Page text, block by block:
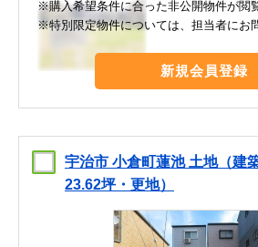
※購入希望条件に合った非公開物件が閲
※特別限定物件については、担当者にお
新規会員登録
宇治市 小倉町蓮池 土地（建
23.62坪・更地）